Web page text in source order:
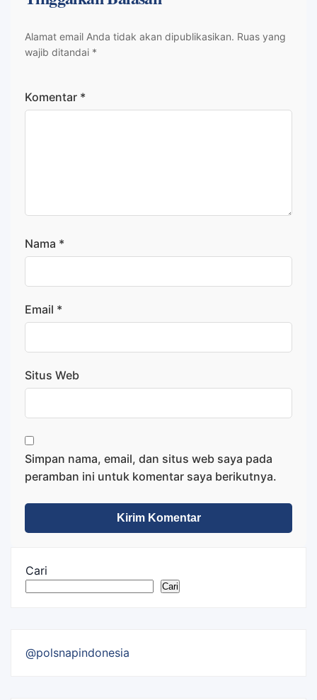
Alamat email Anda tidak akan dipublikasikan. Ruas yang
wajib ditandai *
Komentar *
Nama *
Email *
Situs Web
Simpan nama, email, dan situs web saya pada
peramban ini untuk komentar saya berikutnya.
Cari
Cari
@polsnapindonesia